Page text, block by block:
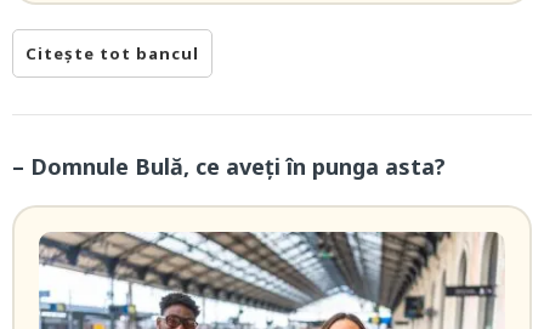
Citește tot bancul
– Domnule Bulă, ce aveți în punga asta?